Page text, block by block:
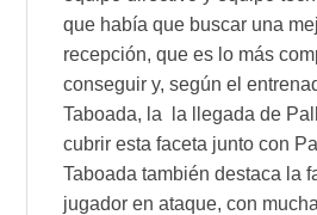
que había que buscar una
recepción, que es lo más
conseguir y, según el
Taboada, la la llegada de
cubrir esta faceta junto con
Taboada también destaca la
jugador en ataque, con